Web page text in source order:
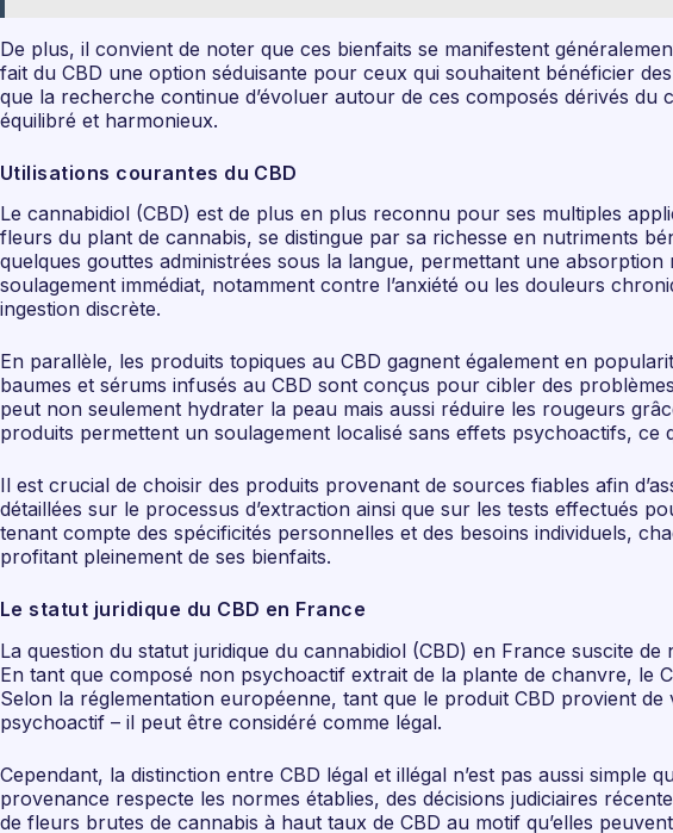
De plus, il convient de noter que ces bienfaits se manifestent
fait du CBD une option séduisante pour ceux qui souhaitent bénéficier
que la recherche continue d’évoluer autour de ces composés dérivés
équilibré et harmonieux.
Utilisations courantes du CBD
Le cannabidiol (CBD) est de plus en plus reconnu pour ses multiples
fleurs du plant de cannabis, se distingue par sa richesse en nutriments
quelques gouttes administrées sous la langue, permettant une
soulagement immédiat, notamment contre l’anxiété ou les douleurs
ingestion discrète.
En parallèle, les produits topiques au CBD gagnent également en
baumes et sérums infusés au CBD sont conçus pour cibler des
peut non seulement hydrater la peau mais aussi réduire les rougeurs
produits permettent un soulagement localisé sans effets psychoactifs,
Il est crucial de choisir des produits provenant de sources fiables afin
détaillées sur le processus d’extraction ainsi que sur les tests effectués
tenant compte des spécificités personnelles et des besoins individuels,
profitant pleinement de ses bienfaits.
Le statut juridique du CBD en France
La question du statut juridique du cannabidiol (CBD) en France suscite
En tant que composé non psychoactif extrait de la plante de chanvre, le
Selon la réglementation européenne, tant que le produit CBD provient
psychoactif – il peut être considéré comme légal.
Cependant, la distinction entre CBD légal et illégal n’est pas aussi simple
provenance respecte les normes établies, des décisions judiciaires
de fleurs brutes de cannabis à haut taux de CBD au motif qu’elles